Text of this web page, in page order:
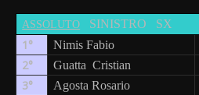
ASSOLUTO SINISTRO SX
1° Nimis Fabio
2° Guatta Cristian
3° Agosta Rosario